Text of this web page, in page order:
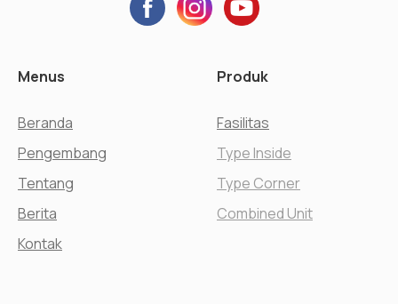
Menus
Beranda
Pengembang
Tentang
Berita
Kontak
Produk
Fasilitas
Type Inside
Type Corner
Combined Unit